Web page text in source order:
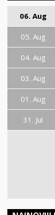
06. Aug
05. Aug
04. Aug
03. Aug
01. Aug
31. Jul